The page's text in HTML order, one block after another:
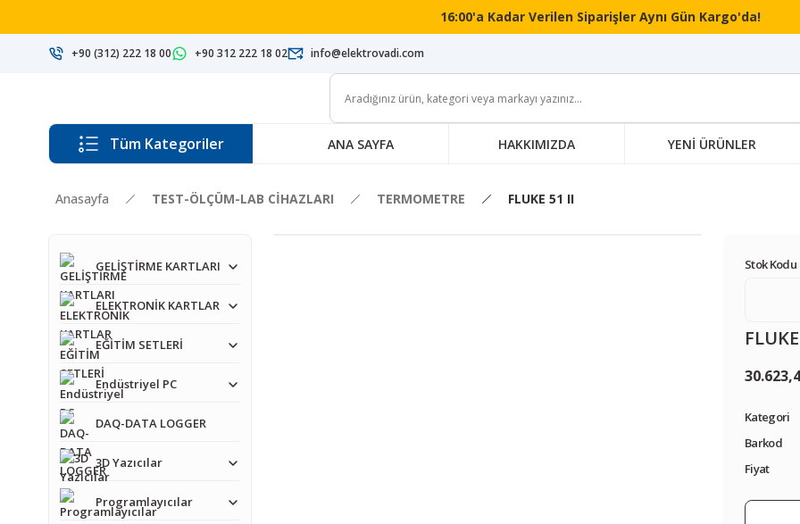
16:00'a Kadar Verilen Siparişler Aynı Gün Kargo'da!
+90 (312) 222 18 00 +90 312 222 18 02 info@elektrovadi.com
Tüm Kategoriler ANA SAYFA HAKKIMIZDA YENİ ÜRÜNLER
Anasayfa TEST-ÖLÇÜM-LAB CİHAZLARI TERMOMETRE FLUKE 51 II
GELİŞTİRME KARTLARI
ELEKTRONİK KARTLAR
EĞİTİM SETLERİ
Endüstriyel PC
DAQ-DATA LOGGER
3D Yazıcılar
Programlayıcılar
Stok Kodu :
Kategori
Barkod
Fiyat